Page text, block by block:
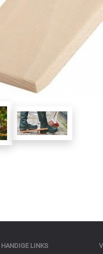
HANDIGE LINKS